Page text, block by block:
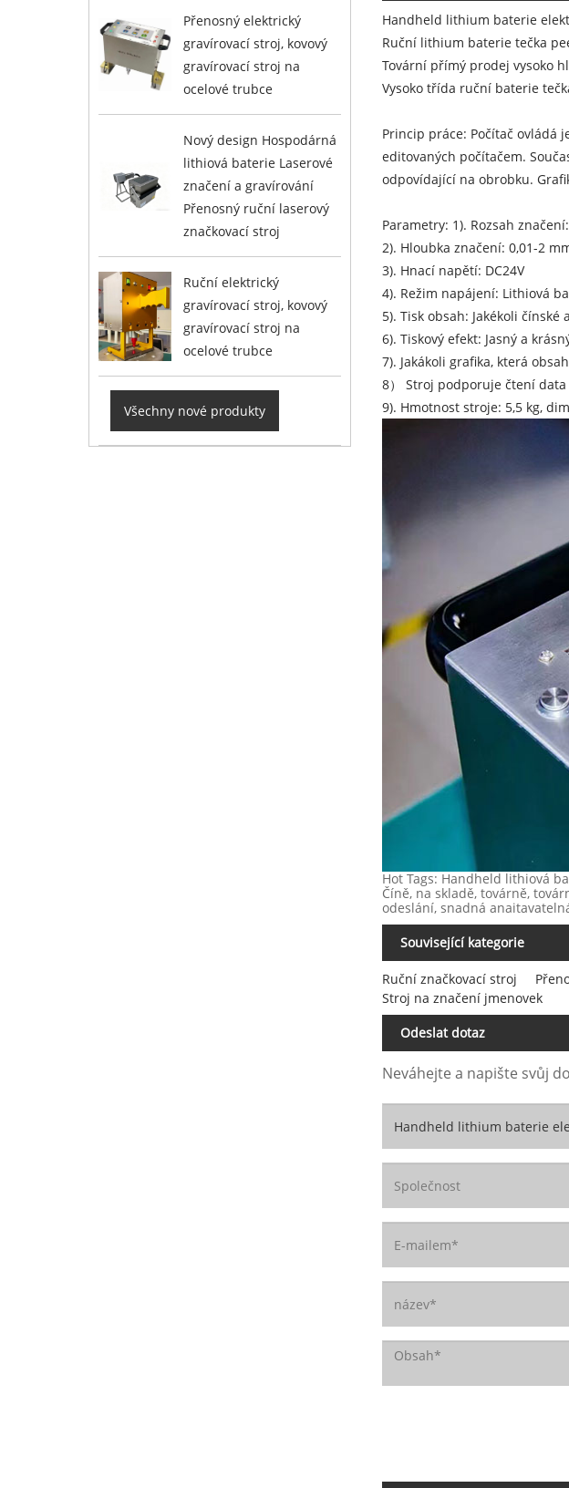
Přenosný elektrický
gravírovací stroj, kovový
gravírovací stroj na
ocelové trubce
Nový design Hospodárná
lithiová baterie Laserové
značení a gravírování
Přenosný ruční laserový
značkovací stroj
Ruční elektrický
gravírovací stroj, kovový
gravírovací stroj na
ocelové trubce
Všechny nové produkty
Handheld lithium baterie
Ruční lithium baterie tečka
Tovární přímý prodej vysoko
Vysoko třída ruční baterie
Princip práce: Počítač ovládá
editovaných počítačem.
odpovídající na obrobku.
Parametry: 1). Rozsah
2). Hloubka značení: 0,01-2
3). Hnací napětí: DC24V
4). Režim napájení: Lithiová
5). Tisk obsah: Jakékoli
6). Tiskový efekt: Jasný a
7). Jakákoli grafika, která
8） Stroj podporuje čtení
9). Hmotnost stroje: 5,5 kg,
Hot Tags: Handheld lithiová
Číně, na skladě, továrně,
odeslání, snadná
Související kategorie
Ruční značkovací stroj
Stroj na značení jmenovek
Odeslat dotaz
Neváhejte a napište svůj